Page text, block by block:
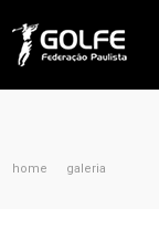
home galeria